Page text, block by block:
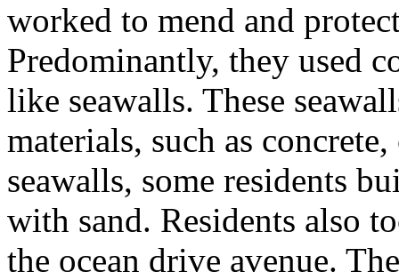
worked to mend and
Predominantly, they used
like seawalls. These
materials, such as
seawalls, some residents
with sand. Residents also
the ocean drive avenue.